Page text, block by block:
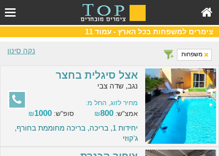
צימרים למשפחות בכל הארץ - עמוד 11
נקה סינון משפחות
אצל סיגלית בחצר
נגב, שדה צבי
מחיר לזוג, החל מ:
אמצ"ש:
₪800 סופ"ש: ₪1000
יחידות 1, בריכה, בריכה מחוממת בחורף,
ג'קוזי